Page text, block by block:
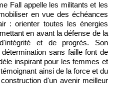
Fall appelle les militants et les
en vue des échéances
: orienter toutes les énergies
en avant la défense de la
et de progrès. Son
sans faille font de
inspirant pour les femmes et
ainsi de la force et du
d'un avenir meilleur